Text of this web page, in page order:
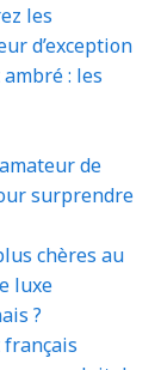
les
d’exception
: les
de
surprendre
chères au
luxe
?